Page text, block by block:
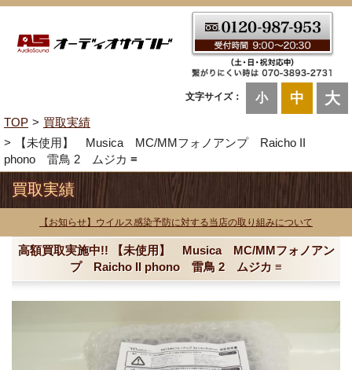
文字サイズ： 小 中 大
TOP
買取実績
【未使用】 Musica MC/MMフォノアンプ Raicho II
phono 雷鳥 2 ムジカ ≡
買取実績
【お知らせ】ウイルス感染予防に対する当店の取り組みについて
高額買取実施中!! 【未使用】 Musica MC/MMフォノアン
プ Raicho II phono 雷鳥 2 ムジカ ≡